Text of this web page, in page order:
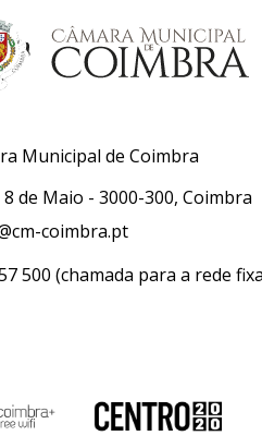
Municipal de Coimbra
8 de Maio - 3000-300, Coimbra
coimbra.pt
500 (chamada para a rede